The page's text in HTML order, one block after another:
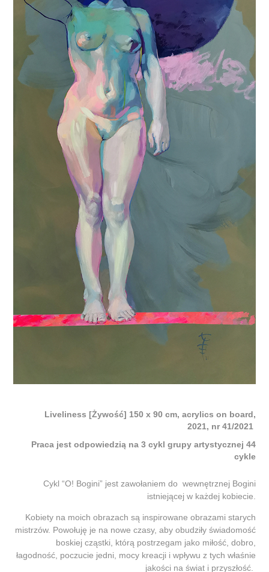
Liveliness [Żywość] 150 x 90 cm, acrylics on board,
2021, nr 41/2021
Praca jest odpowiedzią na 3 cykl grupy artystycznej 44
cykle
Cykl “O! Bogini” jest zawołaniem do wewnętrznej Bogini
istniejącej w każdej kobiecie.
Kobiety na moich obrazach są inspirowane obrazami starych
mistrzów. Powołuję je na nowe czasy, aby obudziły świadomość
boskiej cząstki, którą postrzegam jako miłość, dobro,
łagodność, poczucie jedni, mocy kreacji i wpływu z tych właśnie
jakości na świat i przyszłość.